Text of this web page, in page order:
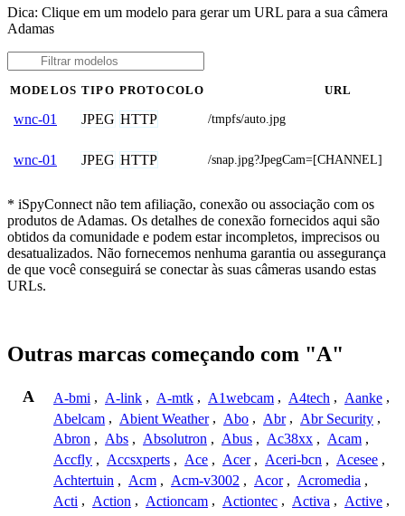
Dica: Clique em um modelo para gerar um URL para a sua câmera
Adamas
MODELOS TIPO PROTOCOLO URL
wnc-01 JPEG HTTP /tmpfs/auto.jpg
wnc-01 JPEG HTTP /snap.jpg?JpegCam=[CHANNEL]
* iSpyConnect não tem afiliação, conexão ou associação com os
produtos de Adamas. Os detalhes de conexão fornecidos aqui são
obtidos da comunidade e podem estar incompletos, imprecisos ou
desatualizados. Não fornecemos nenhuma garantia ou assegurança
de que você conseguirá se conectar às suas câmeras usando estas
URLs.
Outras marcas começando com "A"
A A-bmi , A-link , A-mtk , A1webcam , A4tech , Aanke ,
Abelcam , Abient Weather , Abo , Abr , Abr Security ,
Abron , Abs , Absolutron , Abus , Ac38xx , Acam ,
Accfly , Accsxperts , Ace , Acer , Aceri-bcn , Acesee ,
Achtertuin , Acm , Acm-v3002 , Acor , Acromedia ,
Acti , Action , Actioncam , Actiontec , Activa , Active ,